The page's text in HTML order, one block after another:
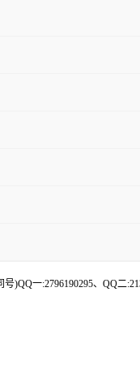
)QQ一:2796190295、QQ二